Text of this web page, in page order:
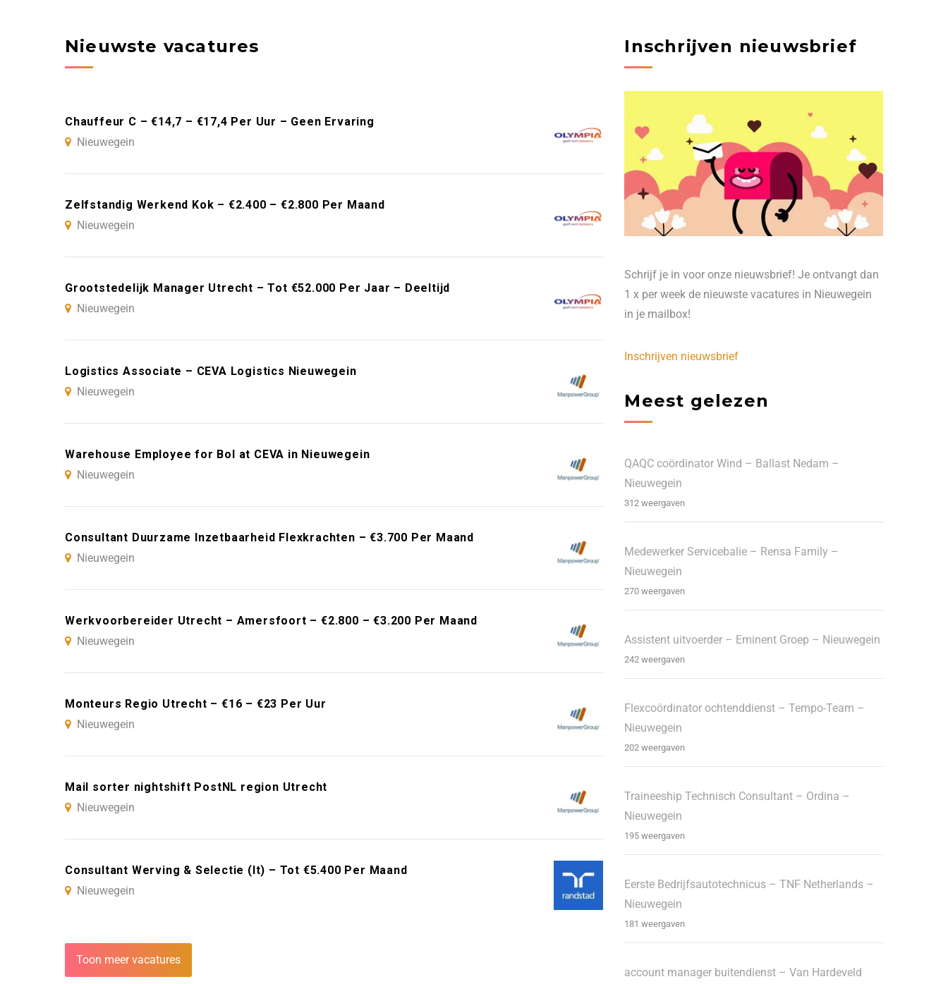
Nieuwste vacatures
Chauffeur C – €14,7 – €17,4 Per Uur – Geen Ervaring
Nieuwegein
Zelfstandig Werkend Kok – €2.400 – €2.800 Per Maand
Nieuwegein
Grootstedelijk Manager Utrecht – Tot €52.000 Per Jaar – Deeltijd
Nieuwegein
Logistics Associate – CEVA Logistics Nieuwegein
Nieuwegein
Warehouse Employee for Bol at CEVA in Nieuwegein
Nieuwegein
Consultant Duurzame Inzetbaarheid Flexkrachten – €3.700 Per Maand
Nieuwegein
Werkvoorbereider Utrecht – Amersfoort – €2.800 – €3.200 Per Maand
Nieuwegein
Monteurs Regio Utrecht – €16 – €23 Per Uur
Nieuwegein
Mail sorter nightshift PostNL region Utrecht
Nieuwegein
Consultant Werving & Selectie (It) – Tot €5.400 Per Maand
Nieuwegein
Toon meer vacatures
Inschrijven nieuwsbrief
Schrijf je in voor onze nieuwsbrief! Je ontvangt dan
1 x per week de nieuwste vacatures in Nieuwegein
in je mailbox!
Inschrijven nieuwsbrief
Meest gelezen
QAQC coördinator Wind – Ballast Nedam –
Nieuwegein
312 weergaven
Medewerker Servicebalie – Rensa Family –
Nieuwegein
270 weergaven
Assistent uitvoerder – Eminent Groep – Nieuwegein
242 weergaven
Flexcoördinator ochtenddienst – Tempo-Team –
Nieuwegein
202 weergaven
Traineeship Technisch Consultant – Ordina –
Nieuwegein
195 weergaven
Eerste Bedrijfsautotechnicus – TNF Netherlands –
Nieuwegein
181 weergaven
account manager buitendienst – Van Hardeveld